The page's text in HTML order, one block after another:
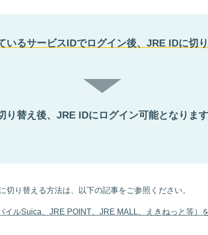
いるサービスIDでログイン後、JRE IDに切
り替え後、JRE IDにログイン可能となります
切り替える方法は、以下の記事をご参照ください。
イルSuica、JRE POINT、JRE MALL、えきねっと等）